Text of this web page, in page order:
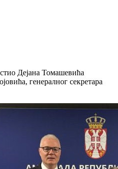
Дејана Томашевића
генералног секретара